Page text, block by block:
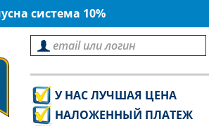
система 10%
У НАС ЛУЧШАЯ ЦЕНА
НАЛОЖЕННЫЙ ПЛАТЕЖ